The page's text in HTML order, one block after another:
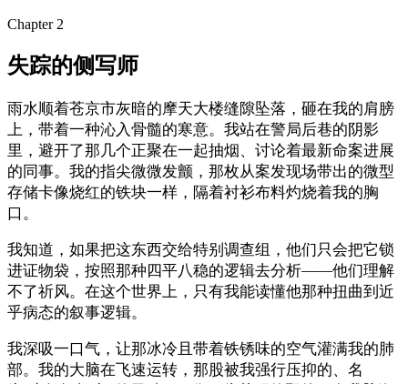
Chapter 2
失踪的侧写师
雨水顺着苍京市灰暗的摩天大楼缝隙坠落，砸在我的肩膀
上，带着一种沁入骨髓的寒意。我站在警局后巷的阴影
里，避开了那几个正聚在一起抽烟、讨论着最新命案进展
的同事。我的指尖微微发颤，那枚从案发现场带出的微型
存储卡像烧红的铁块一样，隔着衬衫布料灼烧着我的胸
口。
我知道，如果把这东西交给特别调查组，他们只会把它锁
进证物袋，按照那种四平八稳的逻辑去分析——他们理解
不了祈风。在这个世界上，只有我能读懂他那种扭曲到近
乎病态的叙事逻辑。
我深吸一口气，让那冰冷且带着铁锈味的空气灌满我的肺
部。我的大脑在飞速运转，那股被我强行压抑的、名